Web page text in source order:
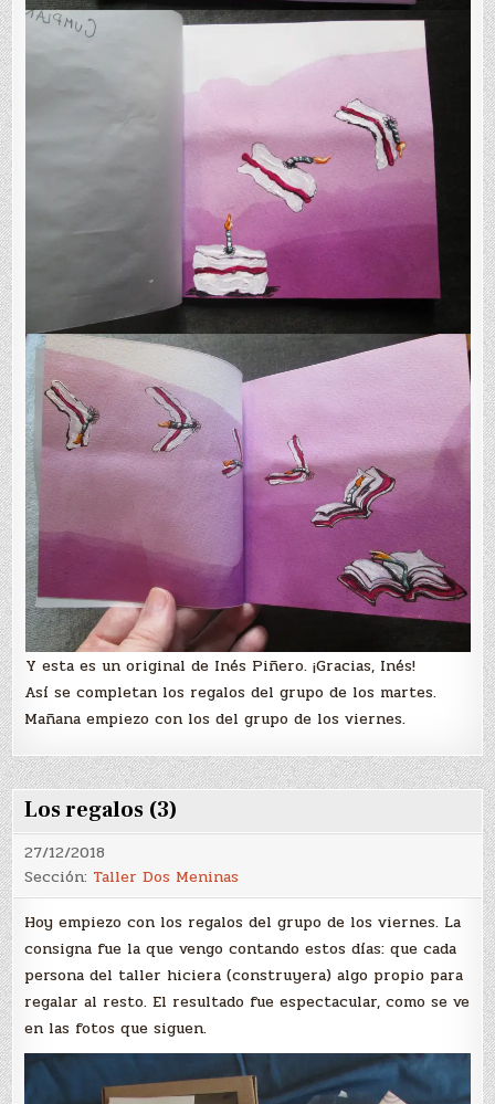
Y esta es un original de Inés Piñero. ¡Gracias, Inés!
Así se completan los regalos del grupo de los martes.
Mañana empiezo con los del grupo de los viernes.
Los regalos (3)
27/12/2018
Sección: Taller Dos Meninas
Hoy empiezo con los regalos del grupo de los viernes. La
consigna fue la que vengo contando estos días: que cada
persona del taller hiciera (construyera) algo propio para
regalar al resto. El resultado fue espectacular, como se ve
en las fotos que siguen.